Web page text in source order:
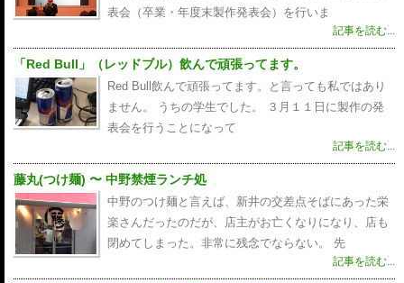
表会（卒業・年度末製作発表会）を行いま
記事を読む...
「Red Bull」（レッドブル）飲んで頑張ってます。
Red Bull飲んで頑張ってます。と言っても私ではあり
ません。 うちの学生でした。 ３月１１日に製作の発
表会を行うことになって
記事を読む...
藤丸(つけ麺) 〜 中野禁煙ランチ処
中野のつけ麺と言えば、新井の交差点そばにあった栄
楽さんだったのだが、店主がお亡くなりになり、店も
閉めてしまった。非常に残念でならない。 先
記事を読む...